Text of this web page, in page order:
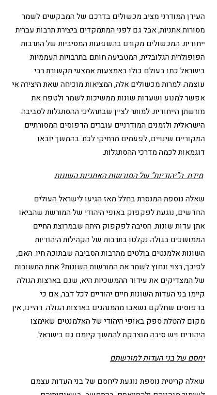
העידן המודרני מציב מכשולים בדרכם של המבקשים לשמר
מסורות אתניות, אבל גם לפני המתמקדים ביצירת תרבות עברית
ייחודית. המכשולים מקורם בהשפעות המסיביות של התרבות
הפופולרית הגלובלית, המטביעה חותם בתרבויות העממיות
בישראל כמו בעולם כולו באמצעות אמצעי תקשורת רבי
עוצמה. למרות מכשולים אלה, המציאות מוכיחה שאת היצירה אי
אפשר למנוע ושעדות שונות ממשיכות לשמר ולטפח את
מורשתן הייחודית. למותר לציין שבתהליכי ההסתגלות לסביבה
הישראלית ולזמנים המודרניים עוברים הדפוסים המסורתיים
המקוריים שינויים, לפעמים מרחיקי לכת. בהמשך יובאו
דוגמאות לכמה מדרכי ההסתגלות.
מידת ה"יהודיות" של המורשות האתניות השונות
שאלה נוספת המנסרת בחלל מאז הגיעו לישראל העולים
החדשים, נוגעת לפקפוק באופי היהודי של המורשת שהביאו
אתן עדות שונות. הסיבה לפקפוק היתה שבמרוצת החיים
הממושכים בגולה נקלטו בתרבות של הקהילות היהודיות
השונות אלמנטים בולטים מתרבות הסביבה שבתוכה חיו. האם,
לפיכך, רצוי ונחוץ לשמר את המורשות השונות? אחת התשובות
של המצדיקים את עידוד ההמשכיות היא, שגם בארצות הגולה
קיימו בני העדות השונות חיים יהודיים לכל דבר, אם כי
בדפוסים שחלקם נשאבו מהמנהגים בארצות הגולה. דהיינו, אין
מקום להטלת ספק באופי היהודי של האלמנטים שאימצו
היהודים ויש סיבה מוצדקת להמשך קיומם גם בישראל.
יחסם של בני העדות למורשתם
שאלה קריטית נוספת נוגעת ליחסם של בני העדות עצמם